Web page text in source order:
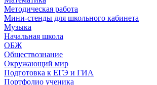
Методическая работа
Мини-стенды для школьного кабинета
Музыка
Начальная школа
ОБЖ
Обществознание
Окружающий мир
Подготовка к ЕГЭ и ГИА
Портфолио ученика